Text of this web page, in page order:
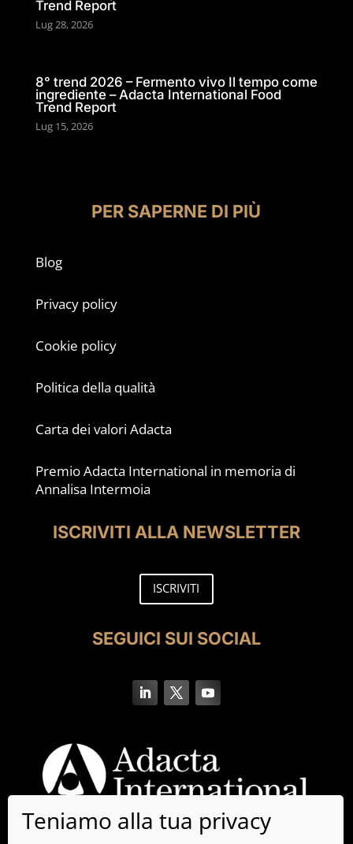
Trend Report
Lug 28, 2026
8° trend 2026 – Fermento vivo Il tempo come
ingrediente – Adacta International Food
Trend Report
Lug 15, 2026
PER SAPERNE DI PIÙ
Blog
Privacy policy
Cookie policy
Politica della qualità
Carta dei valori Adacta
Premio Adacta International in memoria di
Annalisa Intermoia
ISCRIVITI ALLA NEWSLETTER
ISCRIVITI
SEGUICI SUI SOCIAL